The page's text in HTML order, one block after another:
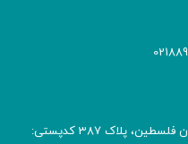
آدرس: پسـتی تهران، خیابان طالقانی، میدان فلسطین، پلاک 387 کدپستی: